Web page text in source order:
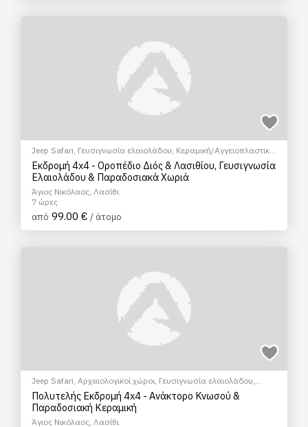
Jeep Safari, Γευσιγνωσία ελαιολάδου, Κεραμική/Αγγειοπλαστική,
Ξεναγήσεις/Αξιοθέατα
Πολιτιστικά - Πολιτισμικά ,Σεμινάρια &
Μαθήματα
Εκδρομή 4x4 - Οροπέδιο Διός & Λασιθίου, Γευσιγνωσία
Ελαιολάδου & Παραδοσιακά Χωριά
Άγιος Νικόλαος, Λασίθι
7 ώρες
από 99.00 € / άτομο
Jeep Safari, Αρχαιολογικοί χώροι, Γευσιγνωσία ελαιολάδου,
Κεραμική/Αγγειοπλαστική
Πολιτιστικά - Πολιτισμικά, Σεμινάρια
& Μαθήματα
Πολυτελής Εκδρομή 4x4 - Ανάκτορο Κνωσού &
Παραδοσιακή Κεραμική
Άγιος Νικόλαος, Λασίθι